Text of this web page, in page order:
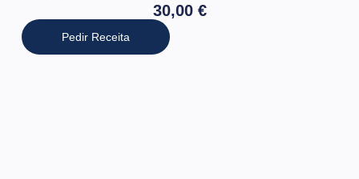
30,00 €
Pedir Receita